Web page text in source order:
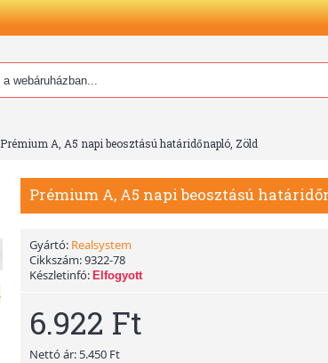
Prémium A, A5 napi beosztású határidőnapló, Zöld
Prémium A, A5 napi beosztású
Gyártó: Realsystem
Cikkszám:9322-78
Készletinfó: Elfogyott
6.922 Ft
Nettó ár: 5.450 Ft